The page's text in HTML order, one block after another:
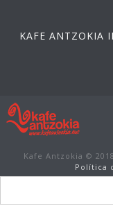
KAFE ANTZOKIA
Kafe Antzokia ©
Política